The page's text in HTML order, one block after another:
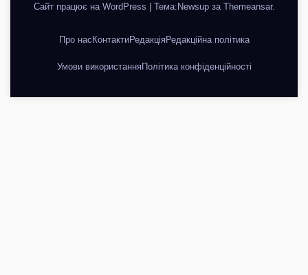
Сайт працює на WordPress | Тема:Newsup за Themeansar.
Про нас КонтактиРедакціяРедакційна політика
Умови використанняПолітика конфіденційності